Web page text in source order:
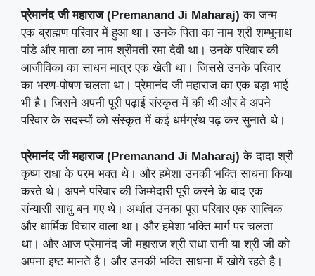
प्रेमानंद जी महाराज (Premanand Ji Maharaj) का जन्म
एक ब्राह्मण परिवार में हुआ था। उनके पिता का नाम श्री शम्भूनाथ
पांडे और माता का नाम श्रीमती रमा देवी था। उनके परिवार की
आजीविका का साधन मात्र एक खेती था। जिससे उनके परिवार
का भरण-पोषण चलता था। प्रेमानंद जी महाराज का एक बड़ा भाई
भी है। जिसने अपनी पूरी पढ़ाई संस्कृत में की थी और वे अपने
परिवार के सदस्यों को संस्कृत में कई धर्मग्रंथ पढ़ कर सुनाते थे।
प्रेमानंद जी महाराज (Premanand Ji Maharaj) के दादा श्री
कृष्ण राधा के परम भक्त थे। और हमेशा उनकी भक्ति साधना किया
करते थे। अपने परिवार की जिम्मेदारी पूरी करने के बाद एक
संन्यासी साधु बन गए थे। अर्थात उनका पूरा परिवार एक सात्विक
और धार्मिक विचार वाला था। और हमेशा भक्ति मार्ग पर चलता
था। और आज प्रेमानंद जी महाराज श्री राधा रानी या श्री जी को
अपना इष्ट मानते है। और उनकी भक्ति साधना में खोये रहते है।